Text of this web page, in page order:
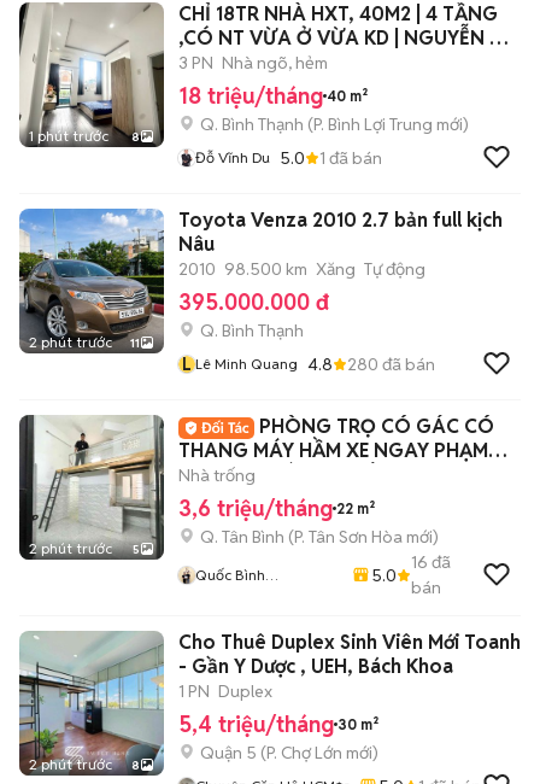
1 phút trước 8
CHỈ 18TR NHÀ HXT, 40M2 | 4 TẦNG
,CÓ NT VỪA Ở VỪA KD | NGUYỄN XÍ,
BT.
3 PN Nhà ngõ, hẻm
18 triệu/tháng 40 m²
Q. Bình Thạnh (P. Bình Lợi Trung mới)
Đỗ Vĩnh Du 5.0 1 đã bán
2 phút trước 11
Toyota Venza 2010 2.7 bản full kịch
Nâu
2010 98.500 km Xăng Tự động
395.000.000 đ
Q. Bình Thạnh
L Lê Minh Quang 4.8 280 đã bán
2 phút trước 5
PHÒNG TRỌ CÓ GÁC CÓ
THANG MÁY HẦM XE NGAY PHẠM
VĂN HAI GIÁ SINH VIÊN
Nhà trống
3,6 triệu/tháng 22 m²
Q. Tân Bình (P. Tân Sơn Hòa mới)
Quốc Bình
5.0
16 đã
bán
2 phút trước 8
Cho Thuê Duplex Sinh Viên Mới Toanh
- Gần Y Dược , UEH, Bách Khoa
1 PN Duplex
5,4 triệu/tháng 30 m²
Quận 5 (P. Chợ Lớn mới)